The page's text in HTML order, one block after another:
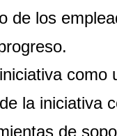
de los
como
la iniciativa
de